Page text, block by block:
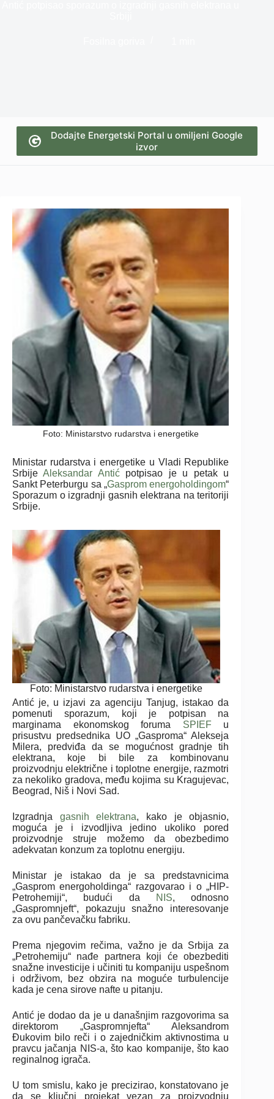
Dodajte Energetski Portal u omiljeni Google
izvor
Foto: Ministarstvo rudarstva i energetike
Ministar rudarstva i energetike u Vladi Republike
SrbijeAleksandar Antićpotpisao je u petak u
Sankt Peterburgu sa „Gasprom energoholdingom“
Sporazum o izgradnji gasnih elektrana na teritoriji
Srbije.
Foto: Ministarstvo rudarstva i energetike
Antić je, u izjavi za agenciju Tanjug, istakao da
pomenuti sporazum, koji je potpisan na
marginama ekonomskog foruma SPIEFu
prisustvu predsednika UO „Gasproma“ Alekseja
Milera, predviđa da se mogućnost gradnje tih
elektrana, koje bi bile za kombinovanu
proizvodnju električne i toplotne energije, razmotri
za nekoliko gradova, među kojima su Kragujevac,
Beograd, Niš i Novi Sad.
Izgradnja gasnih elektrana, kako je objasnio,
moguća je i izvodljiva jedino ukoliko pored
proizvodnje struje možemo da obezbedimo
adekvatan konzum za toplotnu energiju.
Ministar je istakao da je sa predstavnicima
„Gasprom energoholdinga“ razgovarao i o „HIP-
Petrohemiji“, budući da
NIS, odnosno
„Gaspromnjeft“, pokazuju snažno interesovanje
za ovu pančevačku fabriku.
Prema njegovim rečima, važno je da Srbija za
„Petrohemiju“ nađe partnera koji će obezbediti
snažne investicije i učiniti tu kompaniju uspešnom
i održivom, bez obzira na moguće turbulencije
kada je cena sirove nafte u pitanju.
Antić je dodao da je u današnjim razgovorima sa
direktorom „Gaspromnjefta“ Aleksandrom
Đukovim bilo reči i o zajedničkim aktivnostima u
pravcu jačanja NIS-a, što kao kompanije, što kao
reginalnog igrača.
U tom smislu, kako je precizirao, konstatovano je
da se ključni projekat vezan za proizvodnju